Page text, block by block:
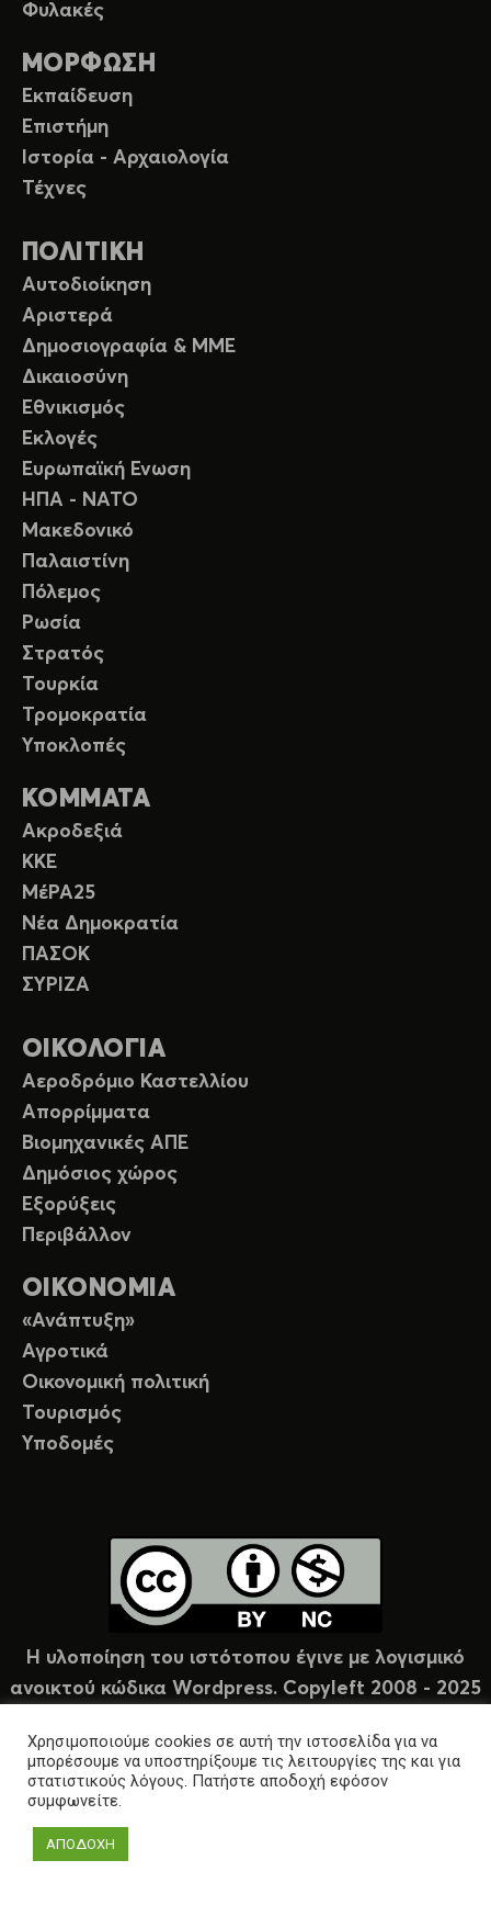
Φυλακές
ΜΟΡΦΩΣΗ
Εκπαίδευση
Επιστήμη
Ιστορία - Αρχαιολογία
Τέχνες
ΠΟΛΙΤΙΚΗ
Αυτοδιοίκηση
Αριστερά
Δημοσιογραφία & ΜΜΕ
Δικαιοσύνη
Εθνικισμός
Εκλογές
Ευρωπαϊκή Ενωση
ΗΠΑ - ΝΑΤΟ
Μακεδονικό
Παλαιστίνη
Πόλεμος
Ρωσία
Στρατός
Τουρκία
Τρομοκρατία
Υποκλοπές
ΚΟΜΜΑΤΑ
Ακροδεξιά
ΚΚΕ
ΜέΡΑ25
Νέα Δημοκρατία
ΠΑΣΟΚ
ΣΥΡΙΖΑ
ΟΙΚΟΛΟΓΙΑ
Αεροδρόμιο Καστελλίου
Απορρίμματα
Βιομηχανικές ΑΠΕ
Δημόσιος χώρος
Εξορύξεις
Περιβάλλον
ΟΙΚΟΝΟΜΙΑ
«Ανάπτυξη»
Αγροτικά
Οικονομική πολιτική
Τουρισμός
Υποδομές
Η υλοποίηση του ιστότοπου έγινε με λογισμικό
ανοικτού κώδικα Wordpress. Copyleft 2008 - 2025
Χρησιμοποιούμε cookies σε αυτή την ιστοσελίδα για να
μπορέσουμε να υποστηρίξουμε τις λειτουργίες της και για
στατιστικούς λόγους. Πατήστε αποδοχή εφόσον
συμφωνείτε.
ΑΠΟΔΟΧΗ